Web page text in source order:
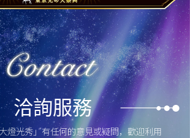
洽詢服務
燈光秀」有任何的意見或疑問，歡迎利用